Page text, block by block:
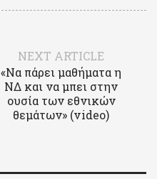
NEXT ARTICLE
«Να πάρει μαθήματα η
ΝΔ και να μπει στην
ουσία των εθνικών
θεμάτων» (video)